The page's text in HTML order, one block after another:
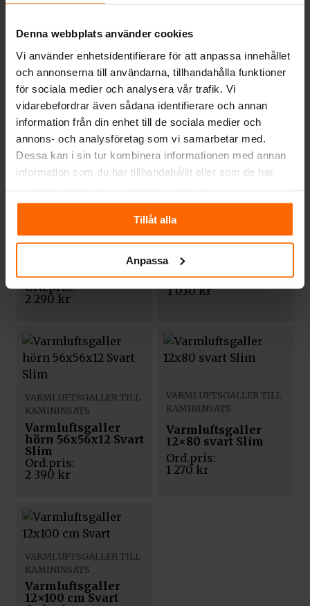
Denna webbplats använder cookies
Vi använder enhetsidentifierare för att anpassa innehållet
och annonserna till användarna, tillhandahålla funktioner
för sociala medier och analysera vår trafik. Vi
vidarebefordrar även sådana identifierare och annan
information från din enhet till de sociala medier och
annons- och analysföretag som vi samarbetar med.
Dessa kan i sin tur kombinera informationen med annan
information som du har tillhandahållit eller som de har
Tillåt alla
Anpassa
Relaterade produkter
Varmluftsgaller
Slim
2 290 kr
VARMLUFTSGALLER TILL
KAMININSATS
Varmluftsgaller
12×40 svart
1 030kr
VARMLUFTSGALLER TILL
KAMININSATS
Varmluftsgaller
hörn 56x56x12 Svart
Slim
2 390 kr
VARMLUFTSGALLER TILL
KAMININSATS
Varmluftsgaller
12×80 svart Slim
1 270 kr
VARMLUFTSGALLER TILL
KAMININSATS
Varmluftsgaller
12×100 cm Svart